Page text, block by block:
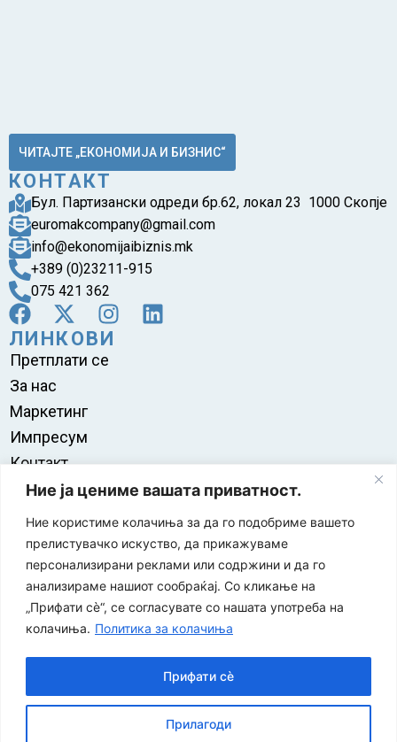
Ние ја цениме вашата приватност.
Ние користиме колачиња за да го подобриме вашето
прелистувачко искуство, да прикажуваме
персонализирани реклами или содржини и да го
анализираме нашиот сообраќај. Со кликање на
„Прифати сè“, се согласувате со нашата употреба на
колачиња. Политика за колачиња
Прилагоди
Прифати сè
ЧИТАЈТЕ „ЕКОНОМИЈА И БИЗНИС“
КОНТАКТ
Бул. Партизански одреди бр.62, локал 23 1000 Скопје
euromakcompany@gmail.com
info@ekonomijaibiznis.mk
+389 (0)23211-915
075 421 362
ЛИНКОВИ
Претплати се
За нас
Маркетинг
Импресум
Контакт
Правила на користење
за заштита на печатени медиуми